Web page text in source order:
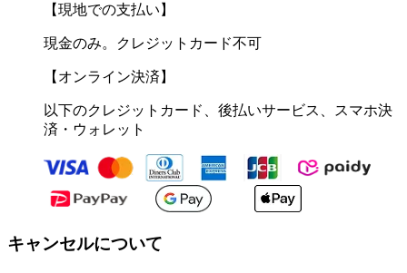
【現地での支払い】
現金のみ。クレジットカード不可
【オンライン決済】
以下のクレジットカード、後払いサービス、スマホ決
済・ウォレット
キャンセルについて